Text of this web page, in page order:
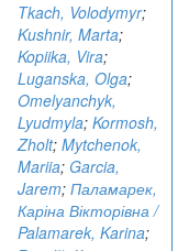
Tkach, Volodymyr;
Kushnir, Marta;
Kopiika, Vira;
Luganska, Olga;
Omelyanchyk,
Lyudmyla; Kormosh,
Zholt; Mytchenok,
Mariia; Garcia,
Jarem; Паламарек,
Каріна Вікторівна /
Palamarek, Karina;